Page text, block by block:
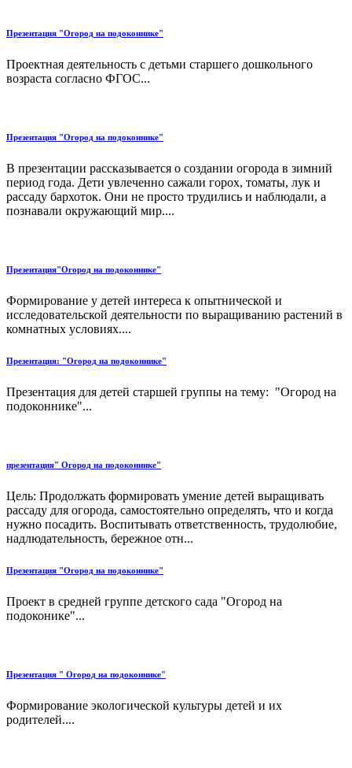
Презентация "Огород на подоконнике"
Проектная деятельность с детьми старшего дошкольного
возраста согласно ФГОС...
Презентация "Огород на подоконнике"
В презентации рассказывается о создании огорода в зимний
период года. Дети увлеченно сажали горох, томаты, лук и
рассаду бархоток. Они не просто трудились и наблюдали, а
познавали окружающий мир....
Презентация"Огород на подоконнике"
Формирование у детей интереса к опытнической и
исследовательской деятельности по выращиванию растений в
комнатных условиях....
Презентация: "Огород на подоконнике"
Презентация для детей старшей группы на тему: "Огород на
подоконнике"...
презентация" Огород на подоконнике"
Цель: Продолжать формировать умение детей выращивать
рассаду для огорода, самостоятельно определять, что и когда
нужно посадить. Воспитывать ответственность, трудолюбие,
надлюдательность, бережное отн...
Презентация "Огород на подоконнике"
Проект в средней группе детского сада "Огород на
подоконике"...
Презентация " Огород на подоконнике"
Формирование экологической культуры детей и их
родителей....